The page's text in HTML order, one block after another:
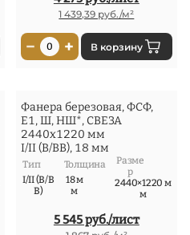
1 439,39 руб./м²
− 0 + В корзину
Фанера березовая, ФСФ,
Е1, Ш, НШ*, СВЕЗА
2440x1220 мм
I/II (В/ВВ), 18 мм
Тип
I/II (В/В
В)
Толщина
18 м
м
Разме
р
2440×1220 м
м
5 545 руб./лист